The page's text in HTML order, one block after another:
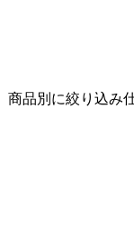
品別に絞り込み